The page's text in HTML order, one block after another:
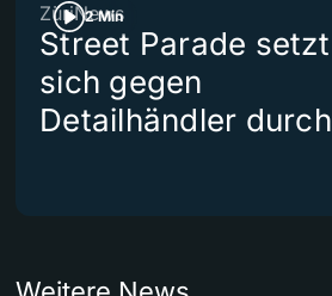
2 Min
ZüriNews
Street Parade setzt
sich gegen
Detailhändler durch